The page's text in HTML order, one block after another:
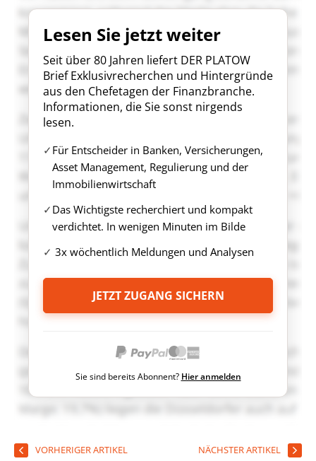
Lesen Sie jetzt weiter
Seit über 80 Jahren liefert DER PLATOW
Brief Exklusivrecherchen und Hintergründe
aus den Chefetagen der Finanzbranche.
Informationen, die Sie sonst nirgends
lesen.
Für Entscheider in Banken, Versicherungen,
Asset Management, Regulierung und der
Immobilienwirtschaft
Das Wichtigste recherchiert und kompakt
verdichtet. In wenigen Minuten im Bilde
3x wöchentlich Meldungen und Analysen
JETZT ZUGANG SICHERN
Sie sind bereits Abonnent? Hier anmelden
VORHERIGER ARTIKEL NÄCHSTER ARTIKEL